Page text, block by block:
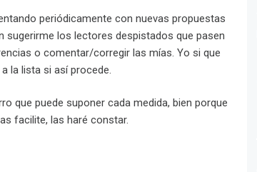
periódicamente con nuevas propuestas
sugerirme los lectores despistados que pasen
o comentar/corregir las mías. Yo si que
la lista si así procede.
que puede suponer cada medida, bien porque
facilite, las haré constar.